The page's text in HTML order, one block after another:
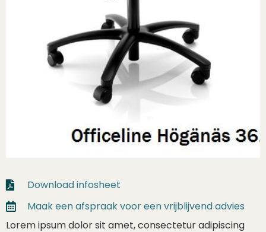
Download infosheet
Maak een afspraak voor een vrijblijvend advies
Lorem ipsum dolor sit amet, consectetur adipiscing